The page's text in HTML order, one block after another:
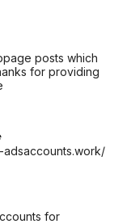
posts which
for providing
adsaccounts.work/
for